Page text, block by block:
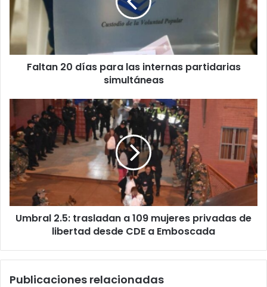
e
ó
n
i
c
o
Faltan 20 días para las internas partidarias
simultáneas
Umbral 2.5: trasladan a 109 mujeres privadas de
libertad desde CDE a Emboscada
Publicaciones relacionadas